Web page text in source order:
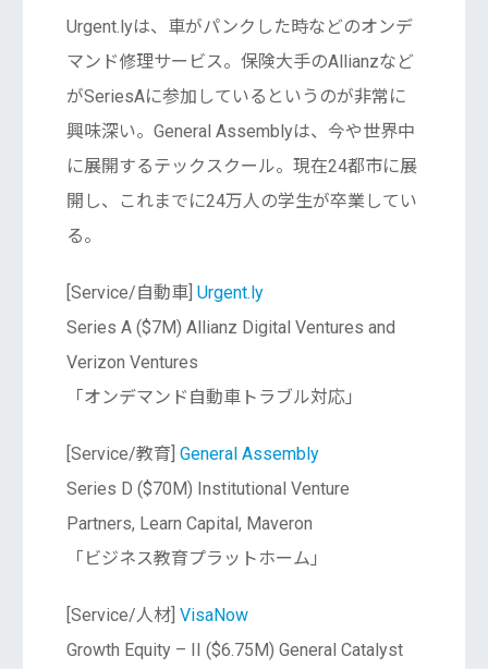
Urgent.lyは、車がパンクした時などのオンデ
マンド修理サービス。保険大手のAllianzなど
がSeriesAに参加しているというのが非常に
興味深い。General Assemblyは、今や世界中
に展開するテックスクール。現在24都市に展
開し、これまでに24万人の学生が卒業してい
る。
[Service/自動車] Urgent.ly
Series A ($7M) Allianz Digital Ventures and
Verizon Ventures
「オンデマンド自動車トラブル対応」
[Service/教育] General Assembly
Series D ($70M) Institutional Venture
Partners, Learn Capital, Maveron
「ビジネス教育プラットホーム」
[Service/人材] VisaNow
Growth Equity – II ($6.75M) General Catalyst